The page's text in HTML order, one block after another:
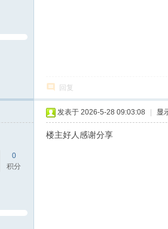
回复
0
积分
发表于 2026-5-28 09:03:08 显
楼主好人感谢分享